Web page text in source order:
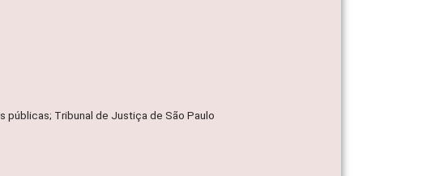
públicas; Tribunal de Justiça de São Paulo